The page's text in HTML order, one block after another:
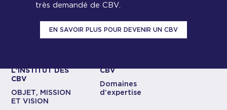
très demandé de CBV.
EN SAVOIR PLUS POUR DEVENIR UN CBV
L’INSTITUT DES
CBV
OBJET, MISSION
ET VISION
CBV
Domaines
d’expertise